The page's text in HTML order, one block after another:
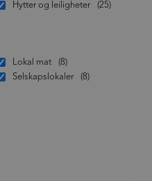
Hytter og leiligheter
(25)
Lokal mat
(8)
Selskapslokaler
(8)